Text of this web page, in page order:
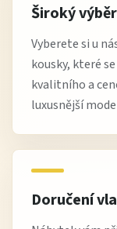
Široký
Vyberete si u
kousky, které
kvalitního a
luxusnější
Doručení